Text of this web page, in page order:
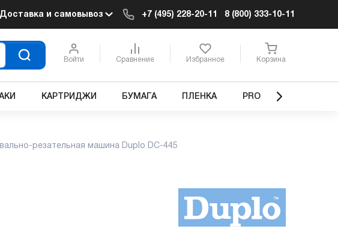
Доставка и самовывоз +7 (495) 228-20-11 8 (800) 333-10-11
Войти Сравнение Избранное Корзина
КАРТРИДЖИ БУМАГА ПЛЕНКА PRO
резательная машина Duplo DC-445